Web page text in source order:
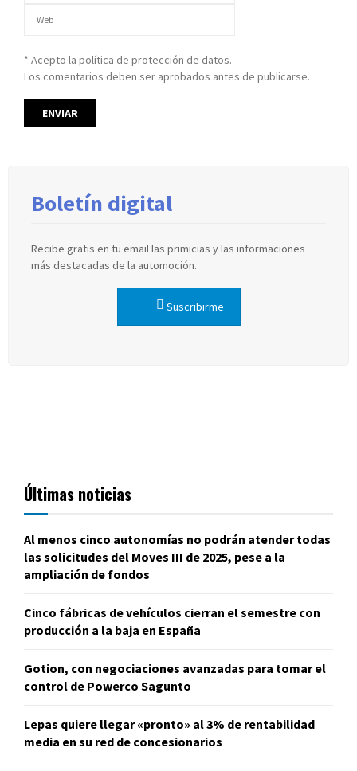
* Acepto la política de protección de datos.
Los comentarios deben ser aprobados antes de publicarse.
Boletín digital
Recibe gratis en tu email las primicias y las informaciones
más destacadas de la automoción.
Suscribirme
Últimas noticias
Al menos cinco autonomías no podrán atender todas
las solicitudes del Moves III de 2025, pese a la
ampliación de fondos
Cinco fábricas de vehículos cierran el semestre con
producción a la baja en España
Gotion, con negociaciones avanzadas para tomar el
control de Powerco Sagunto
Lepas quiere llegar «pronto» al 3% de rentabilidad
media en su red de concesionarios